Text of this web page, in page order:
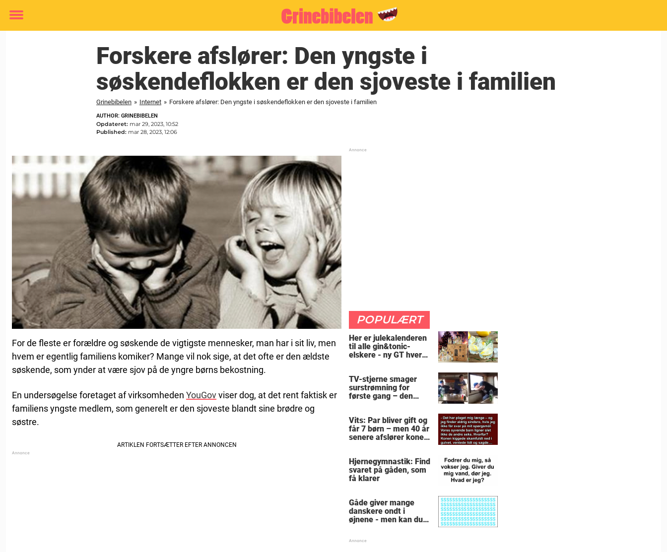
Toggle
Forskere afslører: Den yngste i
søskendeflokken er den sjoveste i familien
Grinebibelen » Internet » Forskere afslører: Den yngste i søskendeflokken er den sjoveste i familien
AUTHOR: GRINEBIBELEN
Opdateret: mar 29, 2023, 10:52
Published: mar 28, 2023, 12:06
For de fleste er forældre og søskende de vigtigste mennesker, man har i sit liv, men
hvem er egentlig familiens komiker? Mange vil nok sige, at det ofte er den ældste
søskende, som ynder at være sjov på de yngre børns bekostning.
En undersøgelse foretaget af virksomheden YouGovviser dog, at det rent faktisk er
familiens yngste medlem, som generelt er den sjoveste blandt sine brødre og
søstre.
POPULÆRT
Her er julekalenderen
til alle gin&tonic-
elskere - ny GT hver
TV-stjerne smager
surstrømning for
første gang – den
skrige af grin
Vits: Par bliver gift og
får 7 børn – men 40 år
senere afslører konen
Hjernegymnastik: Find
svaret på gåden, som
få klarer
Gåde giver mange
danskere ondt i
øjnene - men kan du